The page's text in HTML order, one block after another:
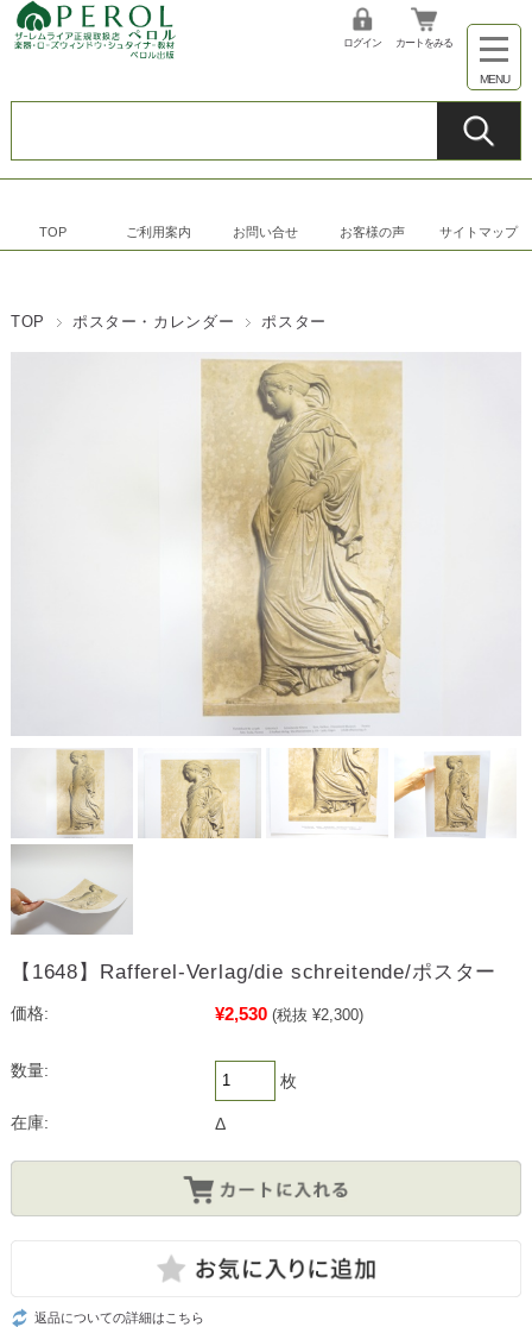
ログイン カートをみる
TOP ご利用案内 お問い合せ お客様の声 サイトマップ
TOP ポスター・カレンダー ポスター
【1648】Rafferel-Verlag/die schreitende/ポスター
価格: ¥2,530 (税抜 ¥2,300)
数量:
枚
在庫: Δ
返品についての詳細はこちら